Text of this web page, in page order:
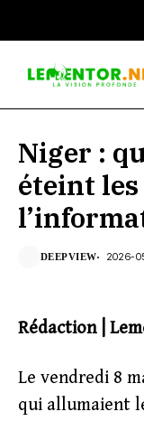
Niger :
éteint
DEEPVIEW 2026-
Rédaction |
Le vendredi 8
qui allumaient